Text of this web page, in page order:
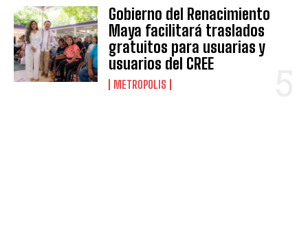
Gobierno del Renacimiento
Maya facilitará traslados
gratuitos para usuarias y
usuarios del CREE
METROPOLIS